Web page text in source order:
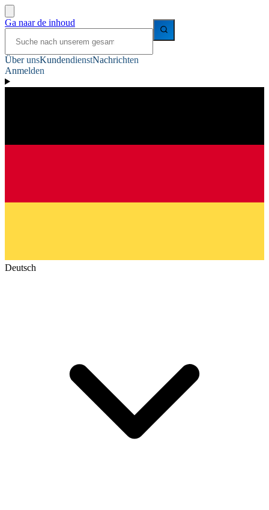
Ga naar de inhoud
Über unsKundendienstNachrichten
Anmelden
Deutsch